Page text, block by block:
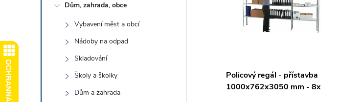
Dům, zahrada, obce
Vybavení měst a obcí
Nádoby na odpad
Skladování
Školy a školky
Dům a zahrada
Policový regál - přístavba
1000x762x3050 mm - 8x